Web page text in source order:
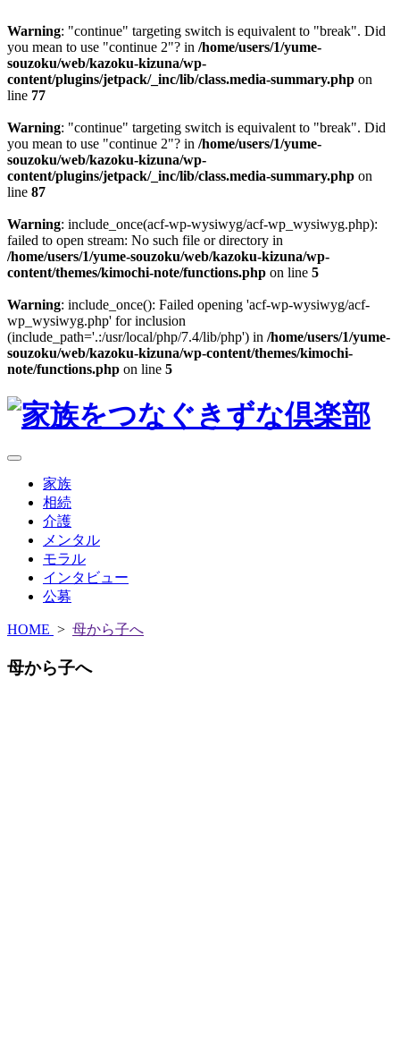
Warning: "continue" targeting switch is equivalent to "break". Did
you mean to use "continue 2"? in /home/users/1/yume-
souzoku/web/kazoku-kizuna/wp-
content/plugins/jetpack/_inc/lib/class.media-summary.php on
line 77
Warning: "continue" targeting switch is equivalent to "break". Did
you mean to use "continue 2"? in /home/users/1/yume-
souzoku/web/kazoku-kizuna/wp-
content/plugins/jetpack/_inc/lib/class.media-summary.php on
line 87
Warning: include_once(acf-wp-wysiwyg/acf-wp_wysiwyg.php):
failed to open stream: No such file or directory in
/home/users/1/yume-souzoku/web/kazoku-kizuna/wp-
content/themes/kimochi-note/functions.php on line 5
Warning: include_once(): Failed opening 'acf-wp-wysiwyg/acf-
wp_wysiwyg.php' for inclusion
(include_path='.:/usr/local/php/7.4/lib/php') in /home/users/1/yume-
souzoku/web/kazoku-kizuna/wp-content/themes/kimochi-
note/functions.php on line 5
家族
相続
介護
メンタル
モラル
インタビュー
公募
HOME > 母から子へ
母から子へ